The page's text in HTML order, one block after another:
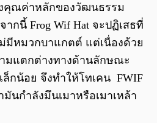
คุณค่าหลักของวัฒนธรรม
กนี้ Frog Wif Hat จะปฏิเสธที่
มีหมวกบาแกตต์ แต่เนื่องด้วย
มแตกต่างทางด้านลักษณะ
ล็กน้อย จึงทำให้โทเคน FWIF
นกำลังมึนเมาหรือเมาเหล้า